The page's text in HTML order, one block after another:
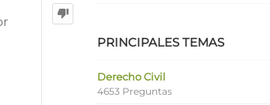
PRINCIPALES TEMAS
Derecho Civil
4653 Preguntas